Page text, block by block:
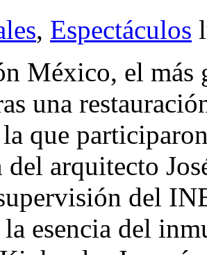
, Espectáculos
México, el más
una
que
del arquitecto
del
la esencia del